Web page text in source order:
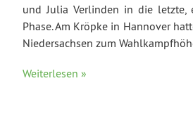
und Julia Verlinden in die letzte,
Phase. Am Kröpke in Hannover
Niedersachsen zum
Weiterlesen »